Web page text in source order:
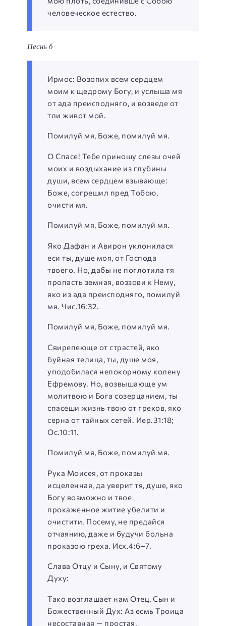
человеческое естество.
Песнь 6
Ирмос: Возопих всем сердцем
моим к щедрому Богу, и услыша мя
от ада преисподняго, и возведе от
тли живот мой.
Помилуй мя, Боже, помилуй мя.
О Спасе! Тебе приношу слезы очей
моих и воздыхание из глубины
души, всем сердцем взывающе:
Боже, согрешил пред Тобою,
очисти мя.
Помилуй мя, Боже, помилуй мя.
Яко Дафан и Авирон уклонилася
еси ты, душе моя, от Господа
твоего. Но, дабы не поглотила тя
пропасть земная, воззови к Нему,
яко из ада преисподняго, помилуй
мя. Чис.16:32.
Помилуй мя, Боже, помилуй мя.
Свирепеюще от страстей, яко
буйная телица, ты, душе моя,
уподобилася непокорному колену
Ефремову. Но, возвышающе ум
молитвою и Бога созерцанием, ты
спасеши жизнь твою от грехов, яко
серна от тайных сетей. Иер.31:18;
Ос.10:11.
Помилуй мя, Боже, помилуй мя.
Рука Моисея, от проказы
исцеленная, да уверит тя, душе, яко
Богу возможно и твое
прокаженное житие убелити и
очистити. Посему, не предайся
отчаянию, даже и будучи больна
проказою греха. Исх.4:6–7.
Слава Отцу и Сыну, и Святому
Духу:
Тако возглашает нам Отец, Сын и
Божественный Дух: Аз есмь Троица
несоставная — простая,